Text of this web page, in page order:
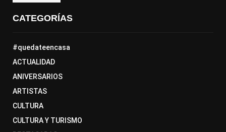
CATEGORÍAS
#quedateencasa
ACTUALIDAD
ANIVERSARIOS
ARTISTAS
CULTURA
CULTURA Y TURISMO